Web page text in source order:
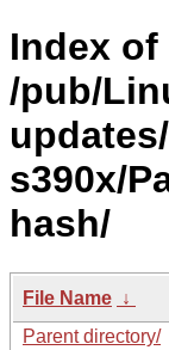
Index of
/pub/
s390x/
hash/
File Name ↓
Parent directory/